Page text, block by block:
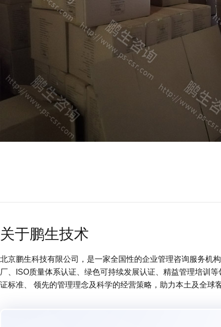
关于鹏生技术
北京鹏生科技有限公司，是一家全国性的企业管理咨询服务机
厂、ISO质量体系认证、绿色可持续发展认证、精益管理培训
证标准、 领先的管理理念及科学的经营策略，助力本土及全球